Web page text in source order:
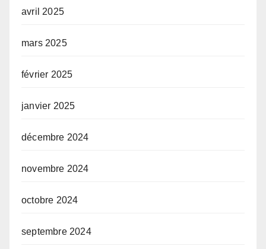
avril 2025
mars 2025
février 2025
janvier 2025
décembre 2024
novembre 2024
octobre 2024
septembre 2024